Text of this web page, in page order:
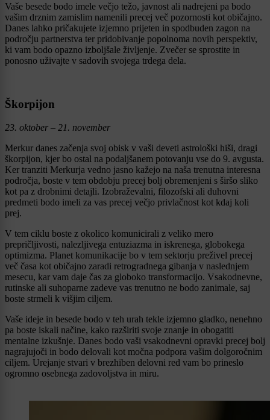
Vaše besede bodo imele večjo težo, javnost ali nadrejeni pa bodo
vašim drznim zamislim namenili precej več pozornosti kot običajno.
Danes lahko pričakujete izjemno prijeten in spodbuden zagon na
področju partnerstva ter pridobivanje popolnoma novih perspektiv,
ki vam bodo opazno izboljšale življenje. Zvečer se sprostite in
ponosno uživajte v sadovih svojega trdega dela.
Škorpijon
23. oktober – 21. november
Merkur danes začenja svoj obisk v vaši deveti astrološki hiši, dragi
škorpijon, kjer bo ostal na podaljšanem potovanju vse do 9. avgusta.
Ker tranziti Merkurja vedno jasno kažejo na naša trenutna interesna
področja, boste v tem obdobju precej bolj obremenjeni s širšo sliko
kot pa z drobnimi detajli. Izobraževalni, filozofski ali duhovni
predmeti bodo imeli za vas precej večjo privlačnost kot kdaj koli
prej.
V tem ciklu boste z okolico komunicirali z veliko mero
prepričljivosti, nalezljivega entuziazma in iskrenega, globokega
optimizma. Planet komunikacije bo v tem sektorju preživel precej
več časa kot običajno zaradi retrogradnega gibanja v naslednjem
mesecu, kar vam daje čas za globoko transformacijo. Vsakodnevne,
rutinske ali suhoparne zadeve vas trenutno ne bodo zanimale, saj
boste strmeli k višjim ciljem.
Vaše ideje in besede bodo v teh urah tekle izjemno gladko, nenehno
pa boste iskali načine, kako razširiti svoje znanje in obogatiti
mentalne izkušnje. Danes bodo vaši vsakodnevni opravki precej bolj
nagrajujoči in bodo delovali kot močna podpora vašim dolgoročnim
ciljem. Urejanje stvari v brezhiben delovni red vam bo prineslo
ogromno osebnega zadovoljstva in miru.